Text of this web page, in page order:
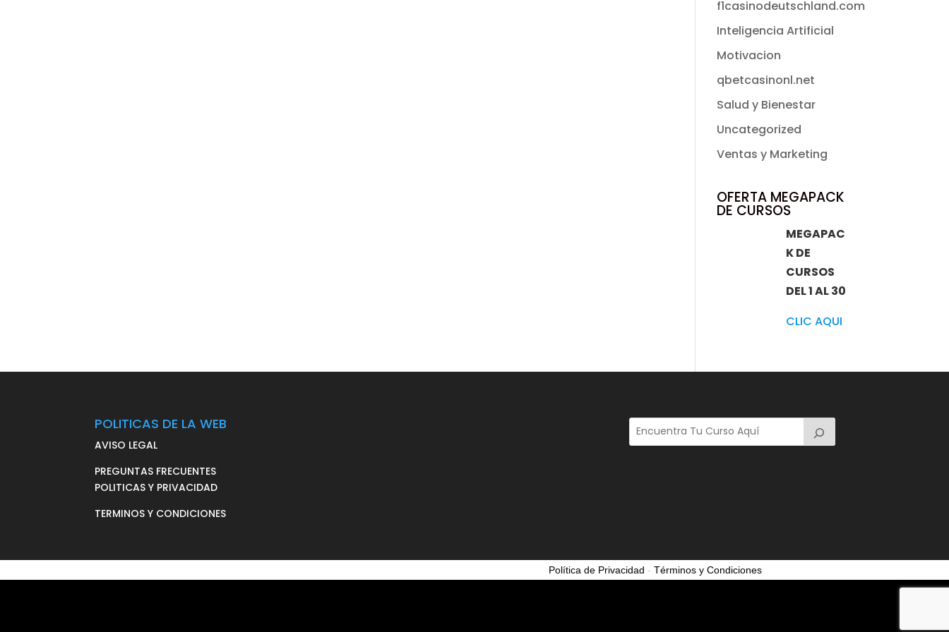
f1casinodeutschland.com
Inteligencia Artificial
Motivacion
qbetcasinonl.net
Salud y Bienestar
Uncategorized
Ventas y Marketing
OFERTA MEGAPACK
DE CURSOS
MEGAPAC
K DE
CURSOS
DEL 1 AL 30
CLIC AQUI
POLITICAS DE LA WEB
AVISO LEGAL
PREGUNTAS FRECUENTES
POLITICAS Y PRIVACIDAD
TERMINOS Y CONDICIONES
Política de Privacidad -Términos y Condiciones